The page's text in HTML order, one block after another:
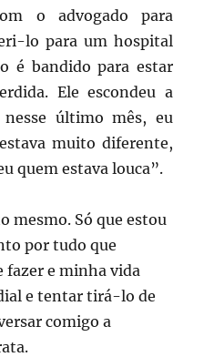
o advogado para
lo para um hospital
é bandido para estar
Ele escondeu a
último mês, eu
muito diferente,
quem estava louca”.
mesmo. Só que estou
por tudo que
fazer e minha vida
e tentar tirá-lo de
comigo a